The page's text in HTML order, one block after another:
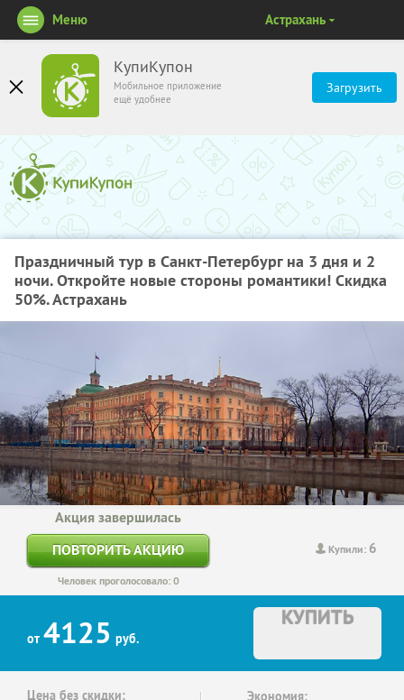
КупиКупон
Мобильное приложение
ещё удобнее
Загрузить
Меню Астрахань
Праздничный тур в Санкт-Петербург на 3 дня и 2
ночи. Откройте новые стороны романтики! Скидка
50%. Астрахань
Купили: 6
Акция завершилась
ПОВТОРИТЬ АКЦИЮ
Человек проголосовало: 0
от 4125 руб.
КУПИТЬ
Цена без скидки: Экономия: